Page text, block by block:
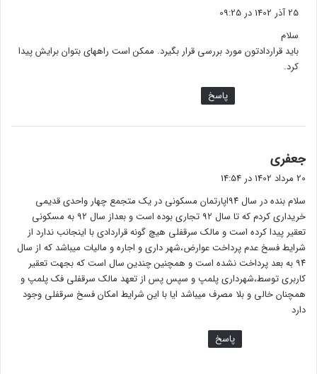
ف
25 آذر 1402 در 09:25
سلام
باید قراردادتون مورد بررسی قرار بگیرد. ممکن است راههای بتوان برایش پیدا
کرد.
پاسخ
جعفری
ف
20 مرداد 1402 در 14:54
سلام بنده در سال ۹۴اپارتمان مسکونی در یک متجمع چهار واحدی قدیمی
خریداری کردم که تا سال ۹۲ تجاری بوده است و بعداز سال ۹۲ به مسکونی
تعقیر پیدا کرده است و مالک سرقفلی هیچ گونه قراردادی با اینجانب ندارد از
شرایط فسخ عدم پرداخت عوارض،شهر داری و اجاره و مالیات میباشد که از سال
۹۴ به بعد پرداخت نشده است و همچنین چندین سال است که بجهت تعقیر
کاربری توسط،شهرداری پلمپ و سپس پس از تعهد مالک سرقفلی فک پلمپ و
همچنان خالی و بلا مصرف میباشد ایا با این شرایط امکان فسخ سرقفلی وجود
دارد
پاسخ